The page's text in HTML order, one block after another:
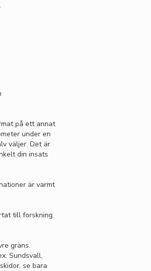
på ett annat
under en
väljer. Det är
din insats
är varmt
till forskning
gräns.
Sundsvall,
se bara